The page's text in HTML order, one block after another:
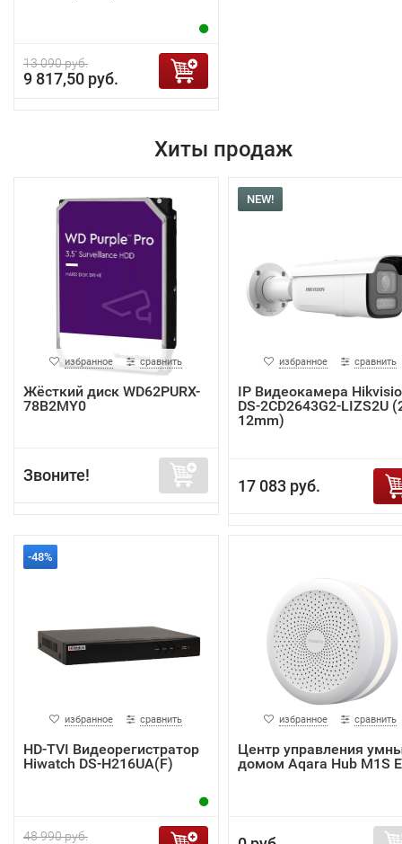
13 090 руб.
9 817,50 руб.
Хиты продаж
избранное сравнить
Жёсткий диск WD62PURX-
78B2MY0
Звоните!
NEW!
избранное сравнить
IP Видеокамера
DS-2CD2643G2-LIZS2U
12mm)
17 083 руб.
-48%
избранное сравнить
HD-TVI Видеорегистратор
Hiwatch DS-H216UA(F)
48 990 руб.
избранное сравнить
Центр управления
домом Aqara Hub M1S